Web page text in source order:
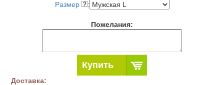
Размер :
Пожелания:
Купить
Доставка: